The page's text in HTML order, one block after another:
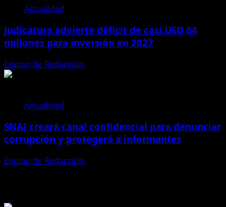
Actualidad
Judicatura advierte déficit de casi USD 64
millones para inversión en 2027
Equipo de Redacción
Actualidad
SNAI creará canal confidencial para denunciar
corrupción y protegerá a informantes
Equipo de Redacción